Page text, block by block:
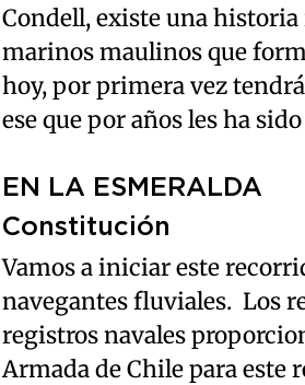
Condell, existe una
marinos maulinos que
hoy, por primera vez
ese que por años les ha
EN LA ESMERALDA
Constitución
Vamos a iniciar este
navegantes fluviales. Los
registros navales
Armada de Chile para este